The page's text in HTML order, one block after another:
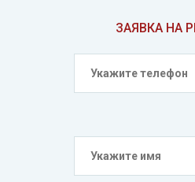
ЗАЯВКА НА